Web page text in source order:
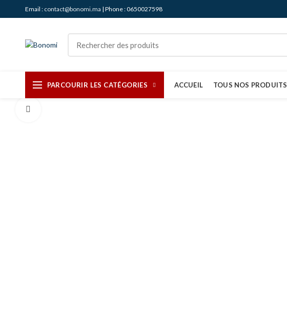
Email : contact@bonomi.ma | Phone : 0650027598
PARCOURIR LES CATÉGORIES ACCUEIL TOUS NOS PRODUITS